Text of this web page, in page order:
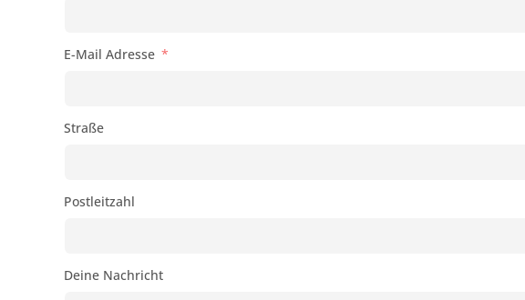
E-Mail Adresse
Straße
Postleitzahl
Deine Nachricht